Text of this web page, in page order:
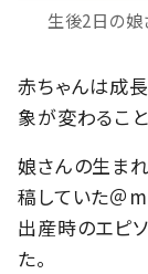
生後2日の娘
赤ちゃんは成
象が変わるこ
娘さんの生ま
稿していた＠
出産時のエピ
た。